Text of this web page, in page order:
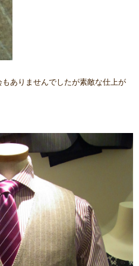
ありませんでしたが素敵な仕上が